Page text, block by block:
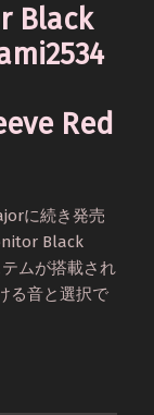
Black
Red
に続き発売
Black
ムが搭載され
る音と選択で